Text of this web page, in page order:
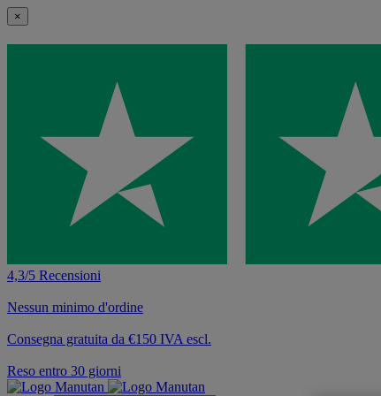
×
4,3/5 Recensioni
Nessun minimo d'ordine
Consegna gratuita da €150 IVA escl.
Reso entro 30 giorni